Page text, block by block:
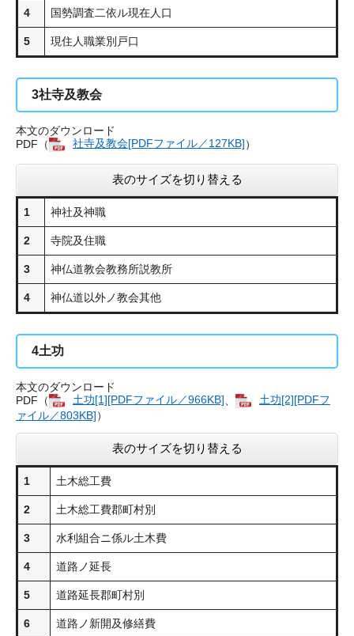
4 国勢調査二依ル現在人口
5 現住人職業別戸口
3社寺及教会
本文のダウンロード
PDF（
社寺及教会[PDFファイル／127KB]）
表のサイズを切り替える
1 神社及神職
2 寺院及住職
3 神仏道教会教務所説教所
4 神仏道以外ノ教会其他
4土功
本文のダウンロード
PDF（
土功[1][PDFファイル／966KB]
土功[2][PDFフ
ァイル／803KB]）
表のサイズを切り替える
1 土木総工費
2 土木総工費郡町村別
3 水利組合ニ係ル土木費
4 道路ノ延長
5 道路延長郡町村別
6 道路ノ新開及修繕費